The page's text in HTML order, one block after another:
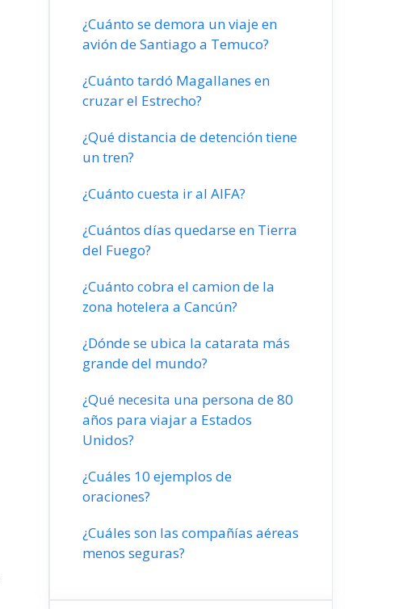
¿Cuánto se demora un viaje en
avión de Santiago a Temuco?
¿Cuánto tardó Magallanes en
cruzar el Estrecho?
¿Qué distancia de detención tiene
un tren?
¿Cuánto cuesta ir al AIFA?
¿Cuántos días quedarse en Tierra
del Fuego?
¿Cuánto cobra el camion de la
zona hotelera a Cancún?
¿Dónde se ubica la catarata más
grande del mundo?
¿Qué necesita una persona de 80
años para viajar a Estados
Unidos?
¿Cuáles 10 ejemplos de
oraciones?
¿Cuáles son las compañías aéreas
menos seguras?